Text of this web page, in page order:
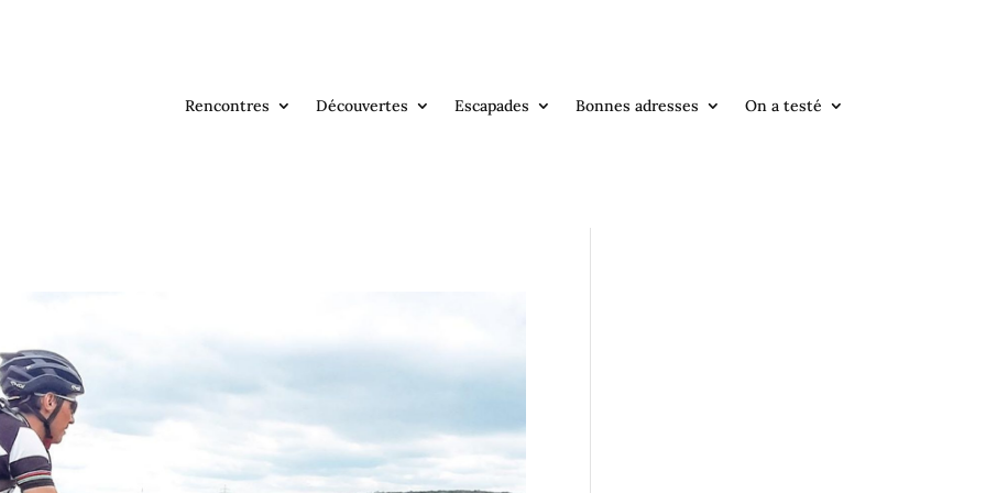
Rencontres Découvertes Escapades Bonnes adresses On a testé